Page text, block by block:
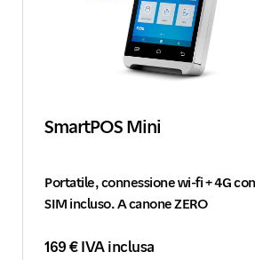
SmartPOS Mini
Portatile, connessione wi-fi + 4G
SIM incluso. A canone ZERO
169 € IVA inclusa